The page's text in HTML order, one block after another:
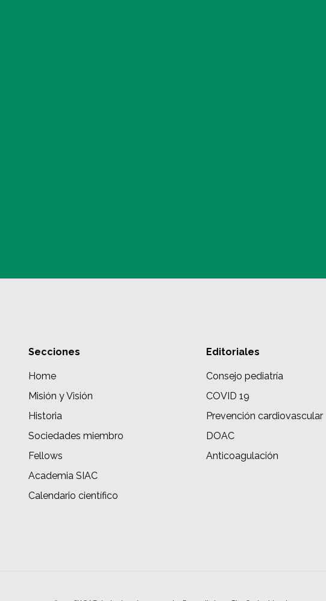
Secciones
Home
Misión y Visión
Historia
Sociedades miembro
Fellows
Academia SIAC
Calendario científico
Editoriales
Consejo pediatría
COVID 19
Prevención cardiovascular
DOAC
Anticoagulación